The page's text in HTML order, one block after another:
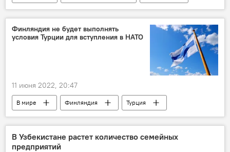
зерно
Финляндия не будет выполнять
условия Турции для вступления в НАТО
11 июня 2022, 20:47
В мире Финляндия
Турция
НАТО
В Узбекистане растет количество семейных
предприятий